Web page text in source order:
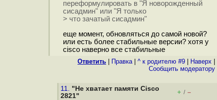
переформулировать в "Я новорожденный
сисадмин" или "Я только
> что зачатый сисадмин"
еще момент, обновляться до самой новой?
или есть более стабильные версии? хотя у
cisco наверно все стабильные
Ответить Правка| ^ к родителю #9 Наверх
Cообщить модератору
11. "Не хватает памяти Cisco
2821"
+ / –